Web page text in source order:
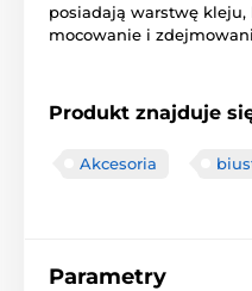
posiadają warstwę kleju,
mocowanie i
Produkt znajduje
Akcesoria
Parametry